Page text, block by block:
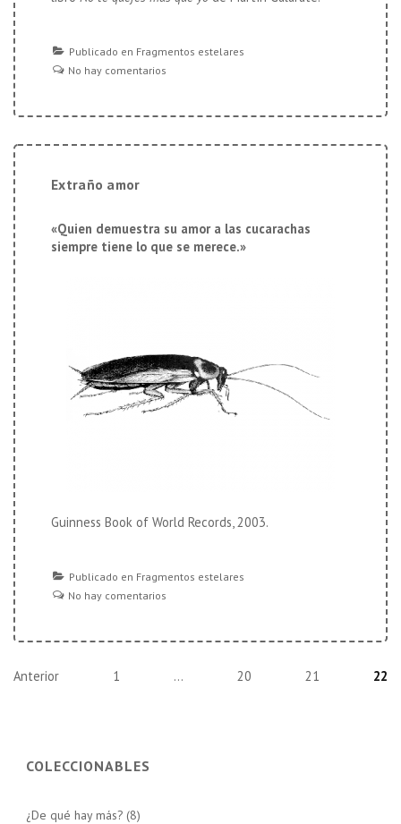
Publicado en Fragmentos estelares
No hay comentarios
Extraño amor
«Quien demuestra su amor a las cucarachas
siempre tiene lo que se merece.»
Guinness Book of World Records, 2003.
Publicado en Fragmentos estelares
No hay comentarios
Paginación
Anterior 1 … 20 21 22
COLECCIONABLES
¿De qué hay más? (8)